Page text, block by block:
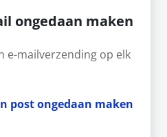
ongedaan maken
e-mailverzending op elk
post ongedaan maken